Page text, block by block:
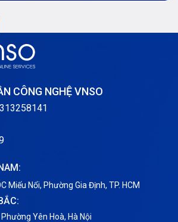
chủ riêng)
CÔNG NGHỆ VNSO
Miếu Nổi, Phường Gia Định, TP. HCM
Yên Hoà, Hà Nội